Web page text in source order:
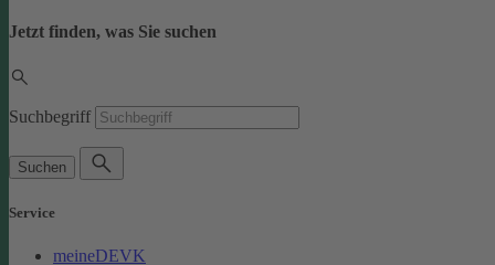
Jetzt finden, was Sie suchen
Suchbegriff
Suchen
Service
meineDEVK